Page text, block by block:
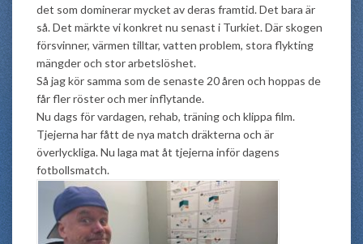
det som dominerar mycket av deras framtid. Det bara är
så. Det märkte vi konkret nu senast i Turkiet. Där skogen
försvinner, värmen tilltar, vatten problem, stora flykting
mängder och stor arbetslöshet.
Så jag kör samma som de senaste 20 åren och hoppas de
får fler röster och mer inflytande.
Nu dags för vardagen, rehab, träning och klippa film.
Tjejerna har fått de nya match dräkterna och är
överlyckliga. Nu laga mat åt tjejerna inför dagens
fotbollsmatch.